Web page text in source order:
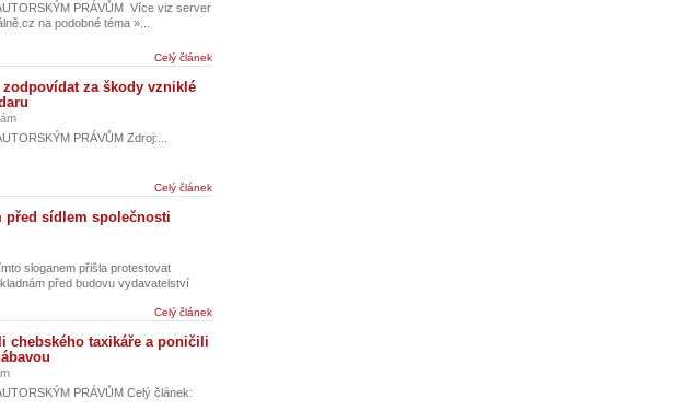
PRÁVŮM Více viz server
na podobné téma »...
Celý článek
zodpovídat za škody vzniklé
PRÁVŮM Zdroj:...
Celý článek
před sídlem společnosti
sloganem přišla protestovat
před budovu vydavatelství
Celý článek
chebského taxikáře a poničili
PRÁVŮM Celý článek: